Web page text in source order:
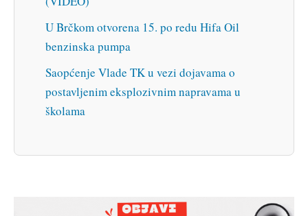
U Brčkom otvorena 15. po redu Hifa Oil
benzinska pumpa
Saopćenje Vlade TK u vezi dojavama o
postavljenim eksplozivnim napravama u
školama